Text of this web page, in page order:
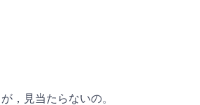
，見当たらないの。